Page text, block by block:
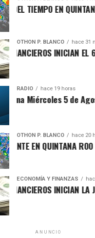
TIEMPO EN QUINTANA
OTHON P. BLANCO hace 31
INICIAN EL 6 DE
RADIO hace 19 horas
Miércoles 5 de Agosto
OTHON P. BLANCO hace 20
EN QUINTANA ROO ESTE
ECONOMÍA Y FINANZAS
INICIAN LA
ANUNCIO